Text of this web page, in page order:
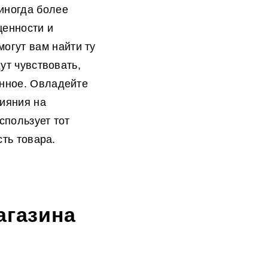
более
и
вам найти ту
чувствовать,
Овладейте
на
тот
товара.